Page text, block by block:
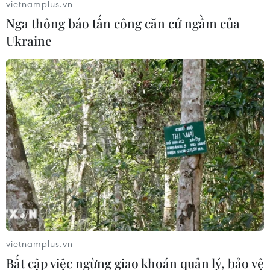
Phố cổ Hà Nội. (Ảnh: Bảo Ngọc/TTXVN)
Nhà văn Nguyễn Ngọc Tiến:Đây là một giai
đoạn có rất nhiều thay đổi của Hà Nội - từ hành
chính, xã hội, con người đến lối sống. Đó chính
là cơ hội để người viết sách bày tỏ quan điểm,
chính kiến và ghi chép lại những gì đang diễn
ra, để sau này trở thành cứ liệu lịch sử tốt.
vietnamplus.vn
Nga thông báo tấn công căn cứ ngầm của
Ukraine
vietnamplus.vn
Bất cập việc ngừng giao khoán quản lý, bảo vệ